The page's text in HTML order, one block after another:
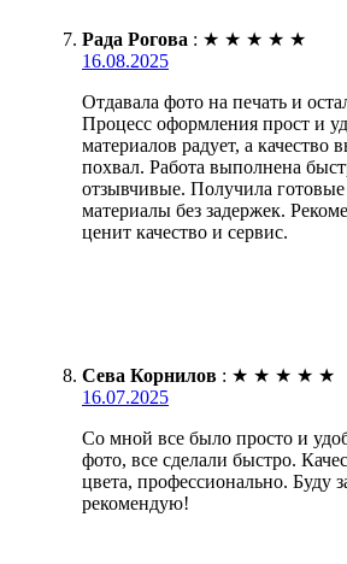
Рада Рогова : ★ ★ ★ ★ ★
16.08.2025
Отдавала фото на печать и
Процесс оформления прост и
материалов радует, а качество
похвал. Работа выполнена
отзывчивые. Получила
материалы без задержек.
ценит качество и сервис.
Сева Корнилов : ★ ★ ★ ★ ★
16.07.2025
Со мной все было просто и
фото, все сделали быстро.
цвета, профессионально. Буду
рекомендую!